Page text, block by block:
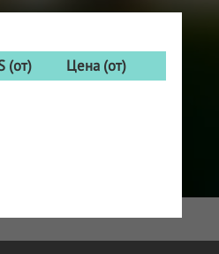
(от) Цена (от)